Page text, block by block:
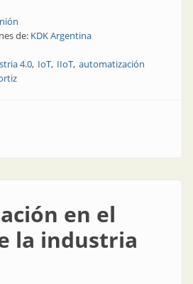
de: KDK Argentina
4.0 IoT IIoT automatización
4.0 en Argentina: cinco áreas clave
en el
la industria